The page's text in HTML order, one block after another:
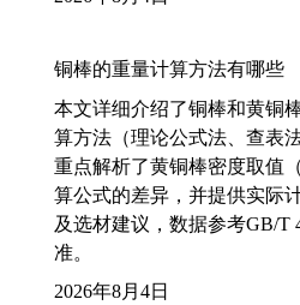
铜棒的重量计算方法有哪些
本文详细介绍了铜棒和黄铜
算方法（理论公式法、查表
重点解析了黄铜棒密度取值
算公式的差异，并提供实际
及选材建议，数据参考GB/T
准。
2026年8月4日